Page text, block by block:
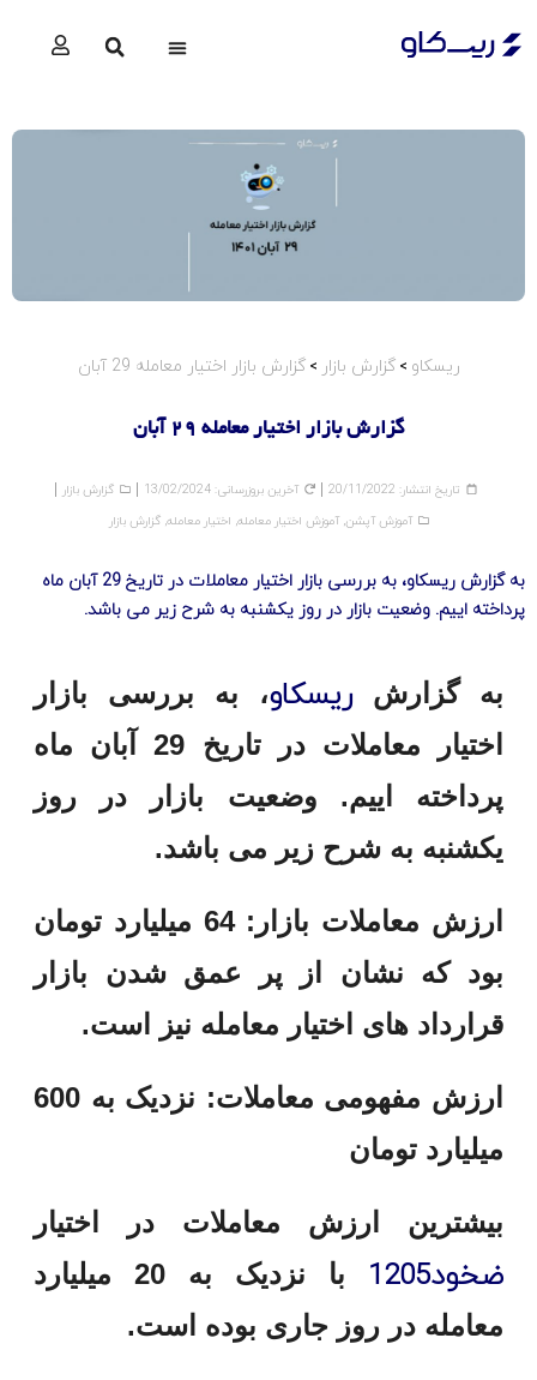
ریسکاو > گزارش بازار > گزارش بازار اختیار معامله 29 آبان
گزارش بازار اختیار معامله 29 آبان
تاریخ انتشار: 20/11/2022 آخرین بروزرسانی: 13/02/2024
گزارش بازار
آموزش آپشن,آموزش اختیار معامله, اختیار معامله,گزارش بازار
به گزارش ریسکاو، به بررسی بازار اختیار معاملات در تاریخ 29 آبان ماه
پرداخته اییم. وضعیت بازار در روز یکشنبه به شرح زیر می باشد.
به گزارش ریسکاو، به بررسی بازار
اختیار معاملات در تاریخ 29 آبان ماه
پرداخته اییم. وضعیت بازار در روز
یکشنبه به شرح زیر می باشد.
ارزش معاملات بازار: 64 میلیارد تومان
بود که نشان از پر عمق شدن بازار
قرارداد های اختیار معامله نیز است.
ارزش مفهومی معاملات: نزدیک به 600
میلیارد تومان
بیشترین ارزش معاملات در اختیار
ضخود1205
با نزدیک به 20 میلیارد
معامله در روز جاری بوده است.